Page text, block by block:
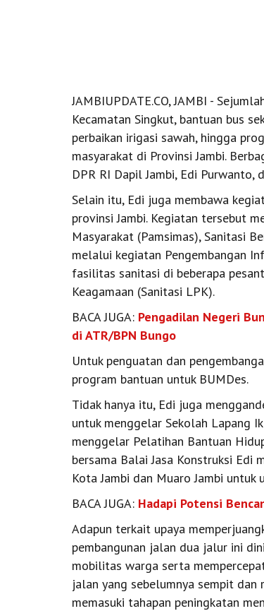
JAMBIUPDATE.CO, JAMBI -
Kecamatan Singkut, bantuan bus
perbaikan irigasi sawah, hingga
masyarakat di Provinsi Jambi.
DPR RI Dapil Jambi, Edi Purwanto,
Selain itu, Edi juga membawa
provinsi Jambi. Kegiatan tersebut
Masyarakat (Pamsimas), Sanitasi
melalui kegiatan Pengembangan
fasilitas sanitasi di beberapa
Keagamaan (Sanitasi LPK).
BACA JUGA: Pengadilan Negeri
di ATR/BPN Bungo
Untuk penguatan dan
program bantuan untuk BUMDes.
Tidak hanya itu, Edi juga
untuk menggelar Sekolah Lapang
menggelar Pelatihan Bantuan
bersama Balai Jasa Konstruksi Edi
Kota Jambi dan Muaro Jambi
BACA JUGA: Hadapi Potensi
Adapun terkait upaya
pembangunan jalan dua jalur ini
mobilitas warga serta
jalan yang sebelumnya sempit
memasuki tahapan peningkatan